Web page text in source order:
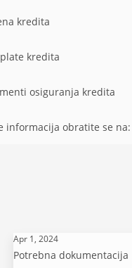
kredita
kredita
osiguranja kredita
informacija obratite se na:
Apr 1, 2024
Potrebna dokumentacija